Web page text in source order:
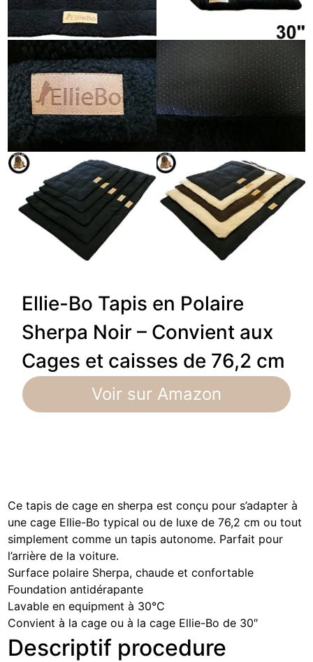
Ellie-Bo Tapis en Polaire
Sherpa Noir – Convient aux
Cages et caisses de 76,2 cm
Voir sur Amazon
Ce tapis de cage en sherpa est conçu pour s’adapter à
une cage Ellie-Bo typical ou de luxe de 76,2 cm ou tout
simplement comme un tapis autonome. Parfait pour
l’arrière de la voiture.
Surface polaire Sherpa, chaude et confortable
Foundation antidérapante
Lavable en equipment à 30°C
Convient à la cage ou à la cage Ellie-Bo de 30″
Descriptif procedure